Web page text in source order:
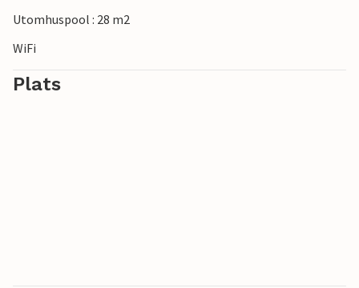
Utomhuspool : 28 m2
WiFi
Plats